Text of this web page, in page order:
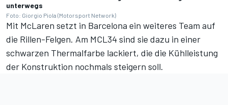
unterwegs
Foto: Giorgio Piola (Motorsport Network)
Mit McLaren setzt in Barcelona ein weiteres Team auf
die Rillen-Felgen. Am MCL34 sind sie dazu in einer
schwarzen Thermalfarbe lackiert, die die Kühlleistung
der Konstruktion nochmals steigern soll.